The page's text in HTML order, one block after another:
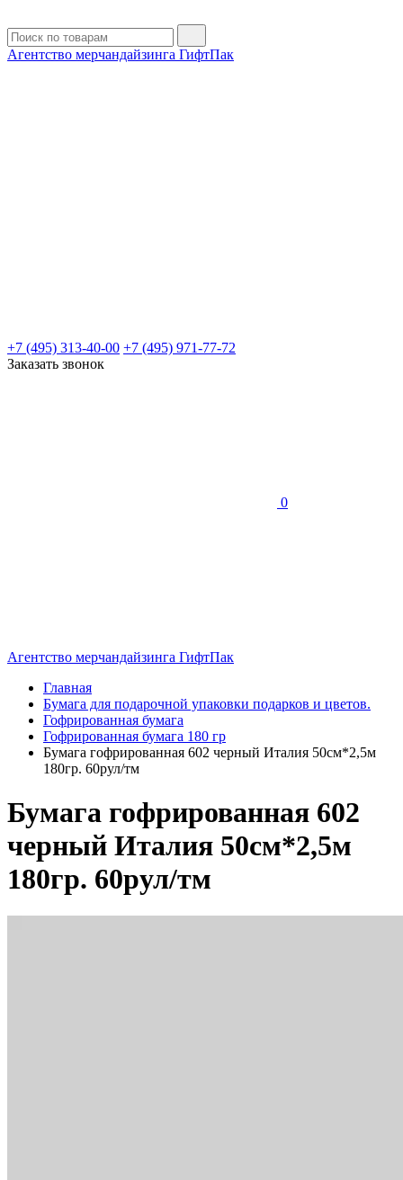
Агентство мерчандайзинга ГифтПак
+7 (495) 313-40-00 +7 (495) 971-77-72
Заказать звонок
0
Агентство мерчандайзинга ГифтПак
Главная
Бумага для подарочной упаковки подарков и цветов.
Гофрированная бумага
Гофрированная бумага 180 гр
Бумага гофрированная 602 черный Италия 50см*2,5м
180гр. 60рул/тм
Бумага гофрированная 602
черный Италия 50см*2,5м
180гр. 60рул/тм